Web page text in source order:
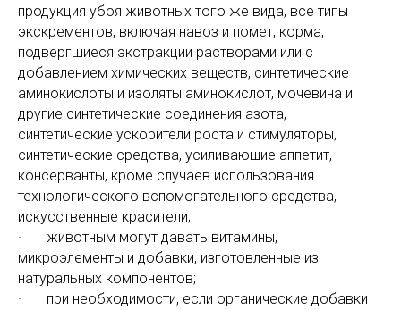
продукция убоя животных того же вида, все типы
экскрементов, включая навоз и помет, корма,
подвергшиеся экстракции растворами или с
добавлением химических веществ, синтетические
аминокислоты и изоляты аминокислот, мочевина и
другие синтетические соединения азота,
синтетические ускорители роста и стимуляторы,
синтетические средства, усиливающие аппетит,
консерванты, кроме случаев использования
технологического вспомогательного средства,
искусственные красители;
· животным могут давать витамины,
микроэлементы и добавки, изготовленные из
натуральных компонентов;
· при необходимости, если органические добавки